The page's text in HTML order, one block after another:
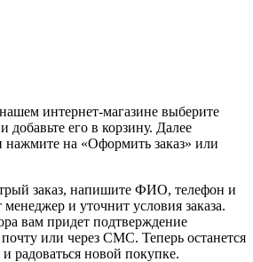
интернет-магазине выберите
добавьте его в корзину. Далее
нажмите на «Оформить заказ» или
заказ, напишите ФИО, телефон и
и уточнит условия заказа.
вам придет подтверждение
или через СМС. Теперь останется
радоваться новой покупке.